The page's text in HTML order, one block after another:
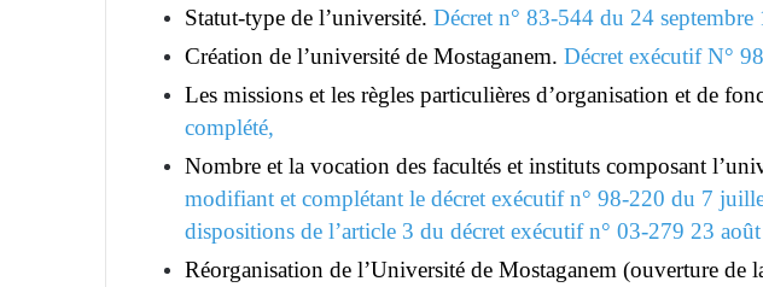
Statut-type de l’université. Décret n° 83-544 du 24 septembre
Création de l’université de Mostaganem. Décret exécutif N°
Les missions et les règles particulières d’organisation et de
complété,
Nombre et la vocation des facultés et instituts composant
modifiant et complétant le décret exécutif n° 98-220 du 7
dispositions de l’article 3 du décret exécutif n° 03-279 23
Réorganisation de l’Université de Mostaganem (ouverture de